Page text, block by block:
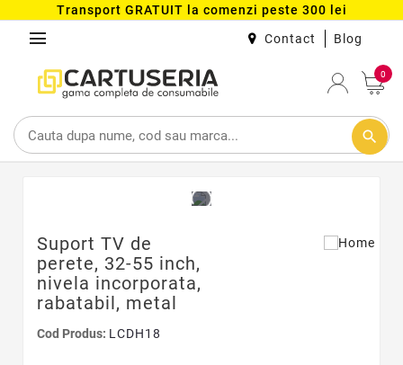
Transport GRATUIT la comenzi peste 300 lei
menu Contact Blog
0
search
Suport TV de
perete, 32-55 inch,
nivela incorporata,
rabatabil, metal
Cod Produs: LCDH18